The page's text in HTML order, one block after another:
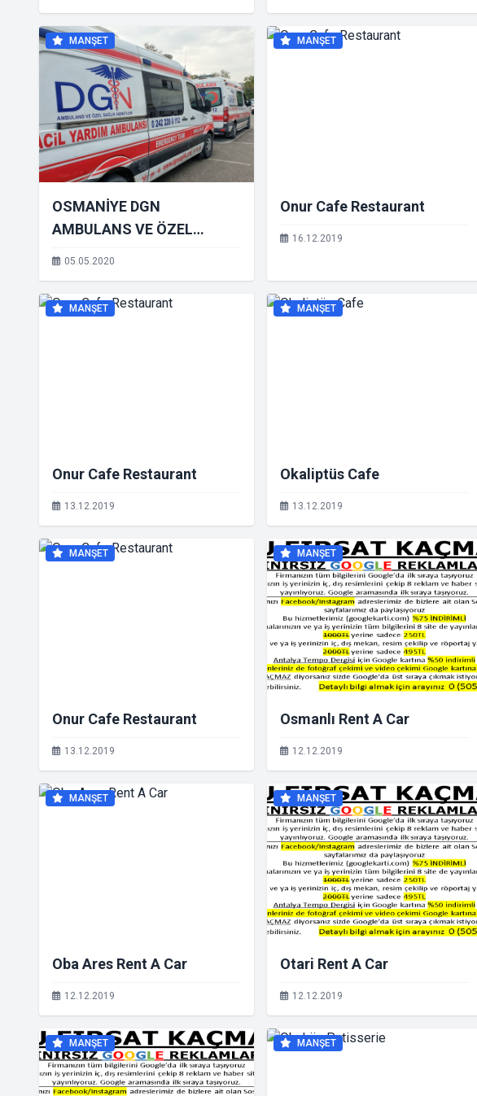
MANŞET
OSMANİYE DGN
AMBULANS VE ÖZEL
SAĞLIK HİZMETLERİ
05.05.2020
MANŞET
Onur Cafe Restaurant
16.12.2019
MANŞET
Onur Cafe Restaurant
13.12.2019
MANŞET
Okaliptüs Cafe
13.12.2019
MANŞET
Onur Cafe Restaurant
13.12.2019
MANŞET
Osmanlı Rent A Car
12.12.2019
MANŞET
Oba Ares Rent A Car
12.12.2019
MANŞET
Otari Rent A Car
12.12.2019
MANŞET MANŞET